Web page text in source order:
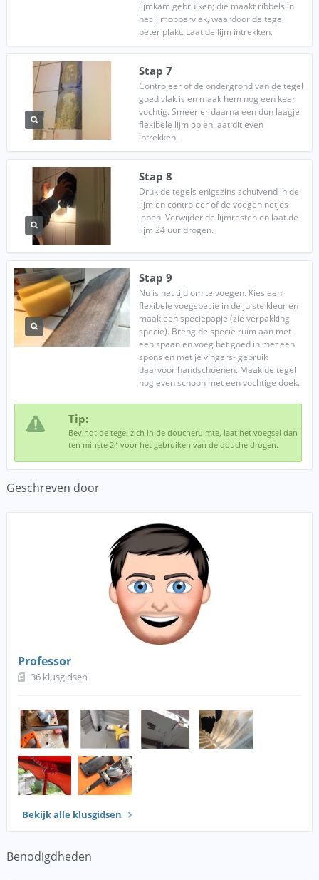
lijmkam gebruiken; die maakt ribbels in
het lijmoppervlak, waardoor de tegel
beter plakt. Laat de lijm intrekken.
Stap 7
Controleer of de ondergrond van de tegel
goed vlak is en maak hem nog een keer
vochtig. Smeer er daarna een dun laagje
flexibele lijm op en laat dit even
intrekken.
Stap 8
Druk de tegels enigszins schuivend in de
lijm en controleer of de voegen netjes
lopen. Verwijder de lijmresten en laat de
lijm 24 uur drogen.
Stap 9
Nu is het tijd om te voegen. Kies een
flexibele voegspecie in de juiste kleur en
maak een speciepapje (zie verpakking
specie). Breng de specie ruim aan met
een spaan en voeg het goed in met een
spons en met je vingers- gebruik
daarvoor handschoenen. Maak de tegel
nog even schoon met een vochtige doek.
Tip:
Bevindt de tegel zich in de doucheruimte, laat het voegsel dan
ten minste 24 voor het gebruiken van de douche drogen.
Geschreven door
Professor
36 klusgidsen
Bekijk alle klusgidsen
Benodigdheden